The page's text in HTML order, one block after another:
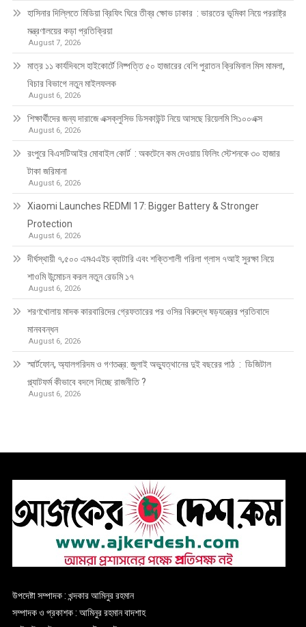
হাসিনার দিল্লিতে মিডিয়া ব্রিফিং ঘিরে তীব্র ক্ষোভ ঢাকার : ভারতের ভূমিকা নিয়ে পররাষ্ট্র
মন্ত্রণালয়ের কড়া প্রতিক্রিয়া
August 7, 2026
মাত্র ১১ কার্যদিবসে হাইকোর্টে নিষ্পত্তি ৫০ হাজারের বেশি পুরাতন ক্রিমিনাল মিস মামলা,
বিচার বিভাগে নতুন মাইলফলক
August 6, 2026
শিক্ষার্থীদের জন্য দারাজে এক্সক্লুসিভ ডিসকাউন্ট নিয়ে আসছে রিয়েলমি সি১০০এক্স
August 6, 2026
রংপুরে বিএসটিআইর মোবাইল কোর্ট : অকটেনে কম দেওয়ায় ফিলিং স্টেশনকে ৩০ হাজার
টাকা জরিমানা
August 6, 2026
Xiaomi Launches REDMI 17: Bigger Battery & Stronger
Protection
August 6, 2026
দীর্ঘস্থায়ী ৭,৫০০ এমএএইচ ব্যাটারি এবং শক্তিশালী গরিলা গ্লাস ৭আই সুরক্ষা নিয়ে
শাওমি উন্মোচন করল নতুন রেডমি ১৭
August 6, 2026
শরণখোলায় মাদক কারবারিদের গ্রেফতারের পর ওসির বিরুদ্ধে ষড়যন্ত্রের প্রতিবাদে
মানববন্ধন
August 6, 2026
স্মার্টফোন, অ্যালগরিদম ও গণতন্ত্র: জুলাই অভ্যুত্থানের দুই বছরের পাঠ : ডিজিটাল
প্ল্যাটফর্ম কীভাবে বদলে দিচ্ছে রাজনীতি ?
August 6, 2026
উপদেষ্টা সম্পাদক : খন্দকার আমিনুর রহমান
সম্পাদক ও প্রকাশক : আমিনুর রহমান বাদশাহ